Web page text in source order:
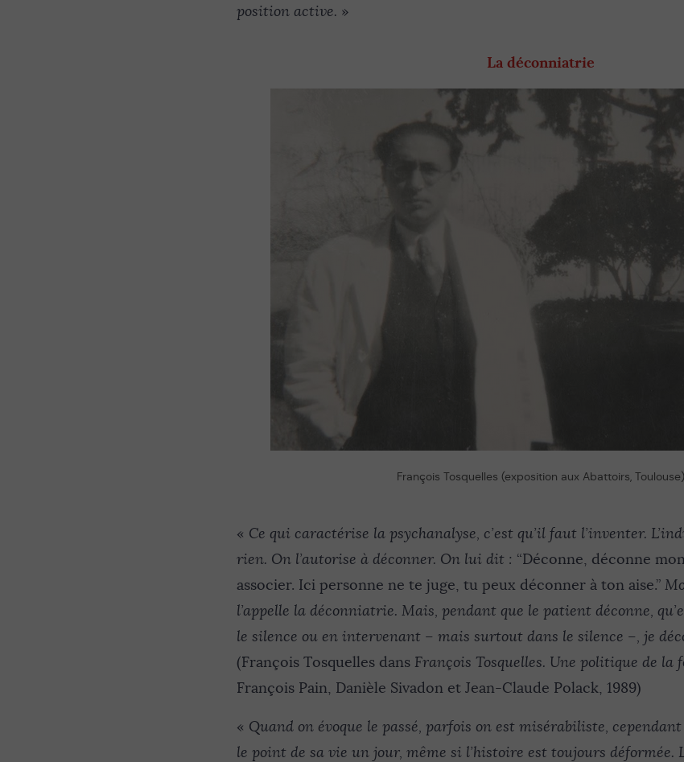
position active. »
La déconniatrie
François Tosquelles (exposition aux Abattoirs, Toulouse)
« Ce qui caractérise la psychanalyse, c’est qu’il faut l’inventer.
rien. On l’autorise à déconner. On lui dit : “Déconne, déconne
associer. Ici personne ne te juge, tu peux déconner à ton aise.”
l’appelle la déconniatrie. Mais, pendant que le patient déconne,
le silence ou en intervenant – mais surtout dans le silence –, je
(François Tosquelles dans François Tosquelles. Une politique de la
François Pain, Danièle Sivadon et Jean-Claude Polack, 1989)
« Quand on évoque le passé, parfois on est misérabiliste,
le point de sa vie un jour, même si l’histoire est toujours